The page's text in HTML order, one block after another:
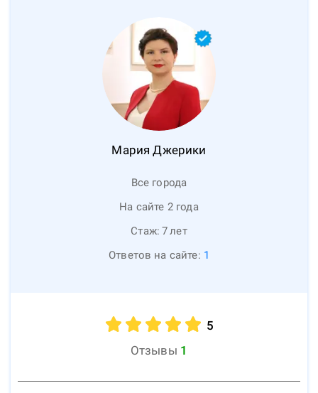
Мария Джерики
Все города
На сайте 2 года
Стаж: 7лет
Ответов на сайте: 1
5
Отзывы 1